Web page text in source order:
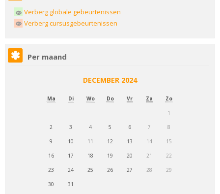
Verberg globale gebeurtenissen
Verberg cursusgebeurtenissen
Per maand
DECEMBER 2024
Ma Di Wo Do Vr Za Zo
1
2 3 4 5 6 7 8
9 10 11 12 13 14 15
16 17 18 19 20 21 22
23 24 25 26 27 28 29
30 31